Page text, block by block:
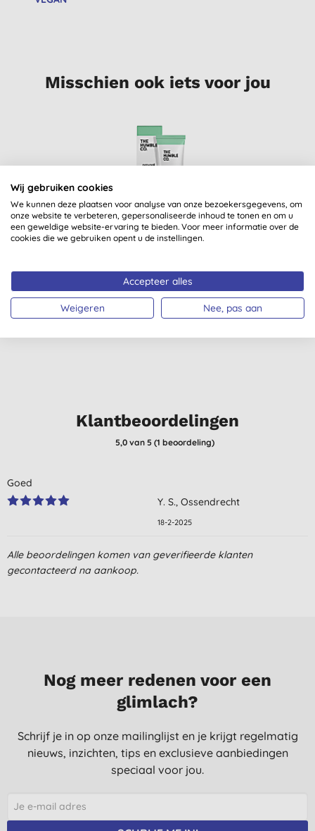
Misschien ook iets voor jou
- 75ml (10)
KOPEN
Klantbeoordelingen
5,0van 5 (1 beoordeling)
Goed
Y. S., Ossendrecht
18-2-2025
Alle beoordelingen komen van geverifieerde klanten
gecontacteerd na aankoop.
Nog meer redenen voor een
glimlach?
Schrijf je in op onze mailinglijst en je krijgt regelmatig
nieuws, inzichten, tips en exclusieve aanbiedingen
speciaal voor jou.
Wij gebruiken cookies
We kunnen deze plaatsen voor analyse van onze bezoekersgegevens, om
onze website te verbeteren, gepersonaliseerde inhoud te tonen en om u
een geweldige website-ervaring te bieden. Voor meer informatie over de
cookies die we gebruiken opent u de instellingen.
Accepteer alles
Weigeren Nee, pas aan